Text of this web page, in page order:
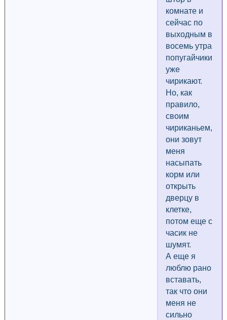
комнате и
сейчас по
выходным в
восемь утра
попугайчики
уже
чирикают.
Но, как
правило,
своим
чириканьем,
они зовут
меня
насыпать
корм или
открыть
дверцу в
клетке,
потом еще с
часик не
шумят.
А еще я
люблю рано
вставать,
так что они
меня не
сильно